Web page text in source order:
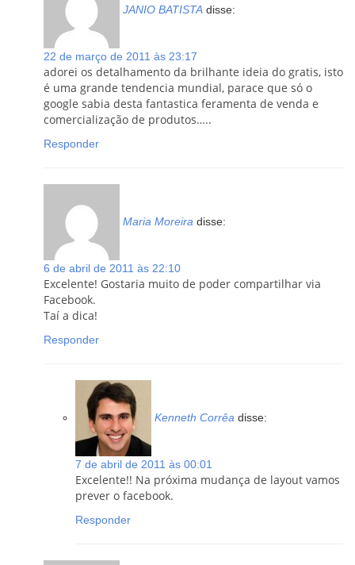
JANIO BATISTA disse:
22 de março de 2011 às 23:17
adorei os detalhamento da brilhante ideia do gratis, isto
é uma grande tendencia mundial, parace que só o
google sabia desta fantastica feramenta de venda e
comercialização de produtos…..
Responder
Maria Moreira disse:
6 de abril de 2011 às 22:10
Excelente! Gostaria muito de poder compartilhar via
Facebook.
Taí a dica!
Responder
Kenneth Corrêa disse:
7 de abril de 2011 às 00:01
Excelente!! Na próxima mudança de layout vamos
prever o facebook.
Responder